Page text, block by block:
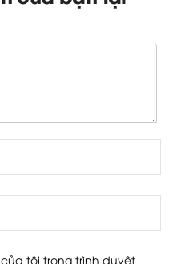
tôi trong trình duyệt